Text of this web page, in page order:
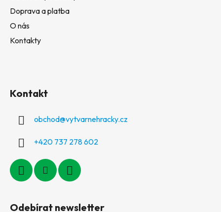
Doprava a platba
O nás
Kontakty
Kontakt
obchod@vytvarnehracky.cz
+420 737 278 602
Odebírat newsletter